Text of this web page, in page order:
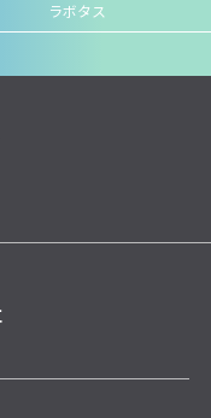
ラボタス